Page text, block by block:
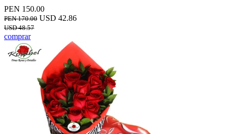
PEN 150.00
PEN 170.00 USD 42.86
USD 48.57
comprar